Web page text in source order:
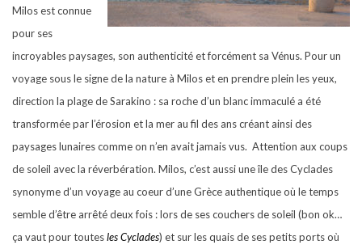
Milos est connue
pour ses
incroyables paysages, son authenticité et forcément sa Vénus. Pour un
voyage sous le signe de la nature à Milos et en prendre plein les yeux,
direction la plage de Sarakino : sa roche d’un blanc immaculé a été
transformée par l’érosion et la mer au fil des ans créant ainsi des
paysages lunaires comme on n’en avait jamais vus. Attention aux coups
de soleil avec la réverbération. Milos, c’est aussi une île des Cyclades
synonyme d’un voyage au coeur d’une Grèce authentique où le temps
semble d’être arrêté deux fois : lors de ses couchers de soleil (bon ok…
ça vaut pour toutesles Cyclades) et sur les quais de ses petits ports où